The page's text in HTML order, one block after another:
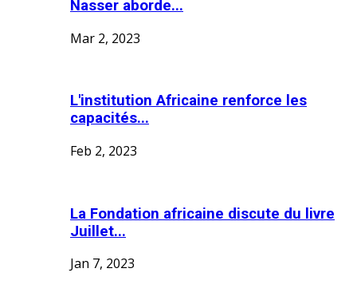
Nasser aborde...
Mar 2, 2023
L'institution Africaine renforce les
capacités...
Feb 2, 2023
La Fondation africaine discute du livre
Juillet...
Jan 7, 2023